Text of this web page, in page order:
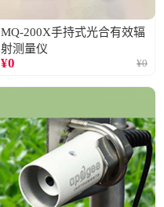
MQ-200X手持式光合有效辐
射测量仪
¥0 ¥0